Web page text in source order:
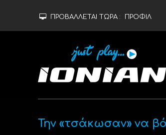
ΠΡΟΒΑΛΛΕΤΑΙ ΤΩΡΑ : ΠΡΟΦΙΛ
Την «τσάκωσαν» να